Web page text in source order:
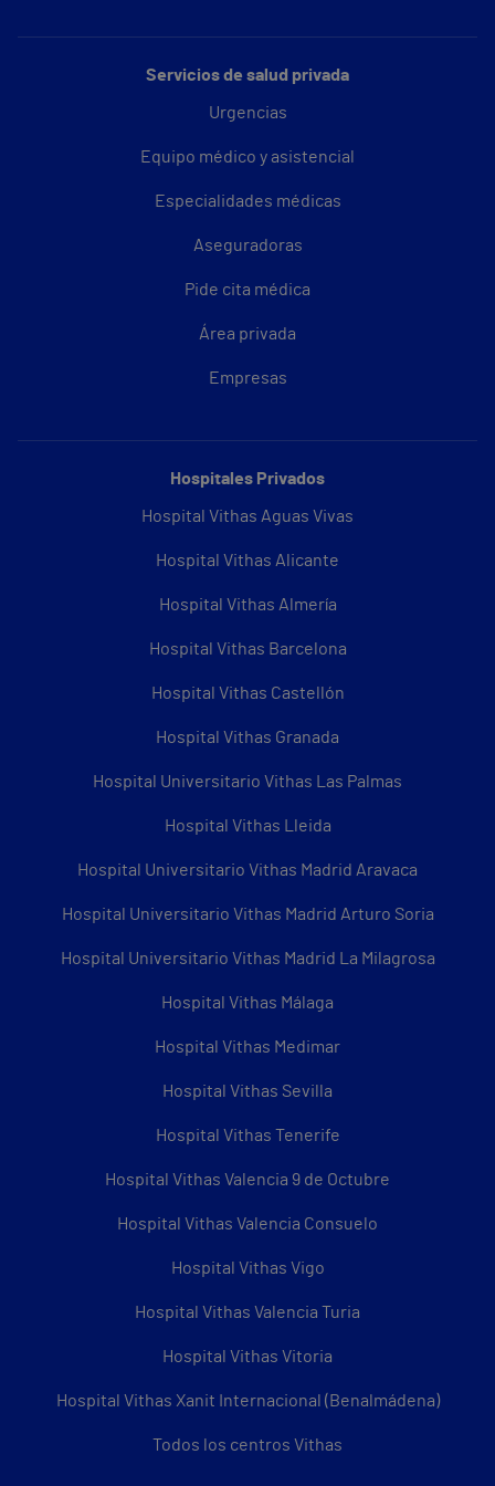
Servicios de salud privada
Urgencias
Equipo médico y asistencial
Especialidades médicas
Aseguradoras
Pide cita médica
Área privada
Empresas
Hospitales Privados
Hospital Vithas Aguas Vivas
Hospital Vithas Alicante
Hospital Vithas Almería
Hospital Vithas Barcelona
Hospital Vithas Castellón
Hospital Vithas Granada
Hospital Universitario Vithas Las Palmas
Hospital Vithas Lleida
Hospital Universitario Vithas Madrid Aravaca
Hospital Universitario Vithas Madrid Arturo Soria
Hospital Universitario Vithas Madrid La Milagrosa
Hospital Vithas Málaga
Hospital Vithas Medimar
Hospital Vithas Sevilla
Hospital Vithas Tenerife
Hospital Vithas Valencia 9 de Octubre
Hospital Vithas Valencia Consuelo
Hospital Vithas Vigo
Hospital Vithas Valencia Turia
Hospital Vithas Vitoria
Hospital Vithas Xanit Internacional (Benalmádena)
Todos los centros Vithas